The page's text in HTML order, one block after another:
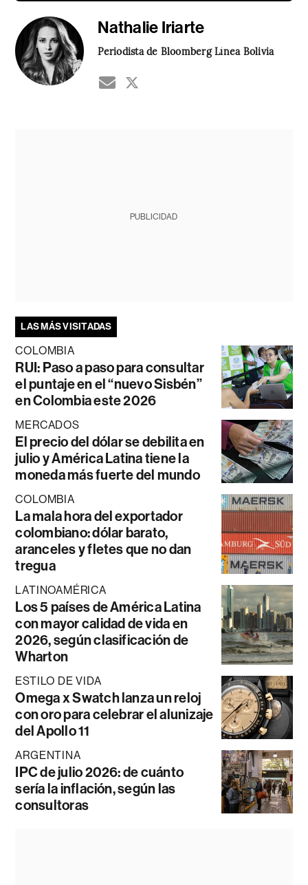
Nathalie Iriarte
Periodista de Bloomberg Línea Bolivia
PUBLICIDAD
LAS MÁS VISITADAS
COLOMBIA
RUI: Paso a paso para consultar
el puntaje en el “nuevo Sisbén”
en Colombia este 2026
MERCADOS
El precio del dólar se debilita en
julio y América Latina tiene la
moneda más fuerte del mundo
COLOMBIA
La mala hora del exportador
colombiano: dólar barato,
aranceles y fletes que no dan
tregua
LATINOAMÉRICA
Los 5 países de América Latina
con mayor calidad de vida en
2026, según clasificación de
Wharton
ESTILO DE VIDA
Omega x Swatch lanza un reloj
con oro para celebrar el alunizaje
del Apollo 11
ARGENTINA
IPC de julio 2026: de cuánto
sería la inflación, según las
consultoras